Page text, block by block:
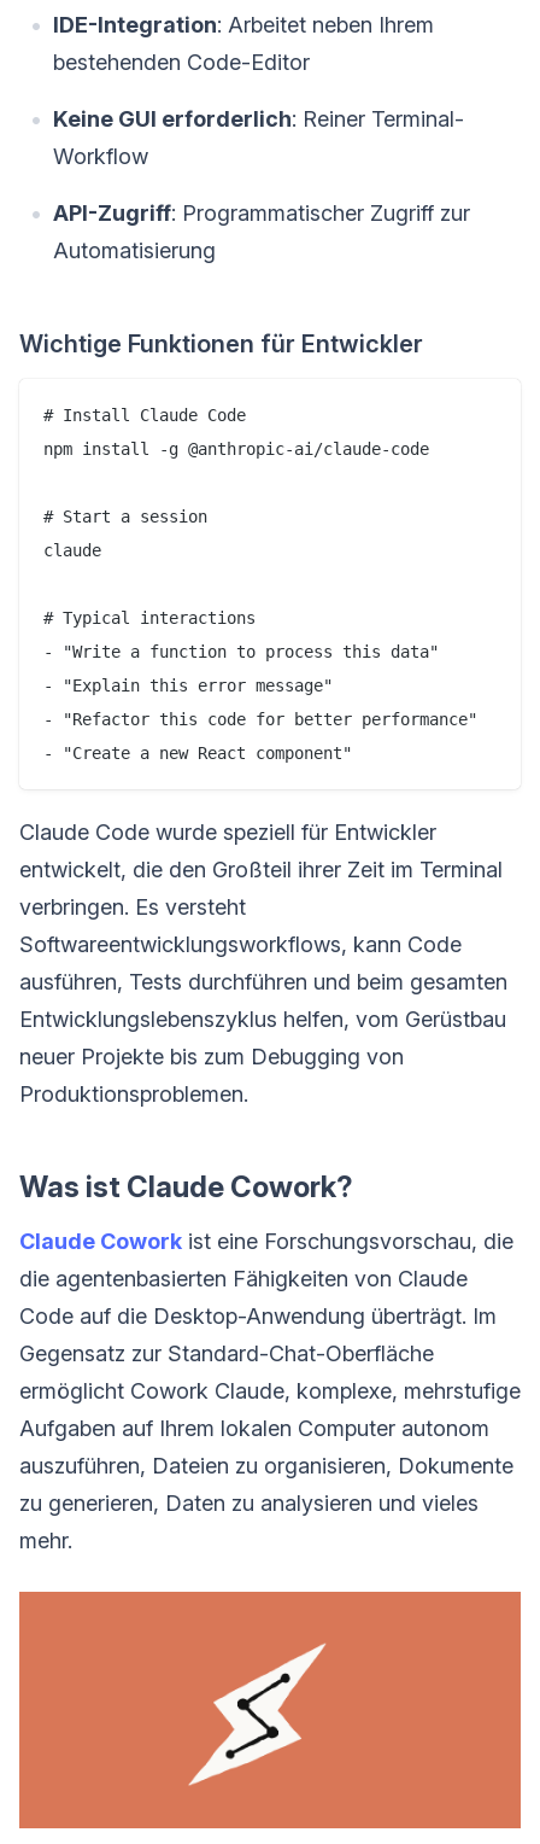
IDE-Integration: Arbeitet neben Ihrem
bestehenden Code-Editor
Keine GUI erforderlich: Reiner Terminal-
Workflow
API-Zugriff: Programmatischer Zugriff zur
Automatisierung
Wichtige Funktionen für Entwickler
# Install Claude Code
npm install -g @anthropic-ai/claude-code
# Start a session
claude
# Typical interactions
- "Write a function to process this data"
- "Explain this error message"
- "Refactor this code for better performance"
Claude Code wurde speziell für Entwickler
entwickelt, die den Großteil ihrer Zeit im Terminal
verbringen. Es versteht
Softwareentwicklungsworkflows, kann Code
ausführen, Tests durchführen und beim gesamten
Entwicklungslebenszyklus helfen, vom Gerüstbau
neuer Projekte bis zum Debugging von
Produktionsproblemen.
Was ist Claude Cowork?
Claude Cowork ist eine Forschungsvorschau, die
die agentenbasierten Fähigkeiten von Claude
Code auf die Desktop-Anwendung überträgt. Im
Gegensatz zur Standard-Chat-Oberfläche
ermöglicht Cowork Claude, komplexe, mehrstufige
Aufgaben auf Ihrem lokalen Computer autonom
auszuführen, Dateien zu organisieren, Dokumente
zu generieren, Daten zu analysieren und vieles
mehr.